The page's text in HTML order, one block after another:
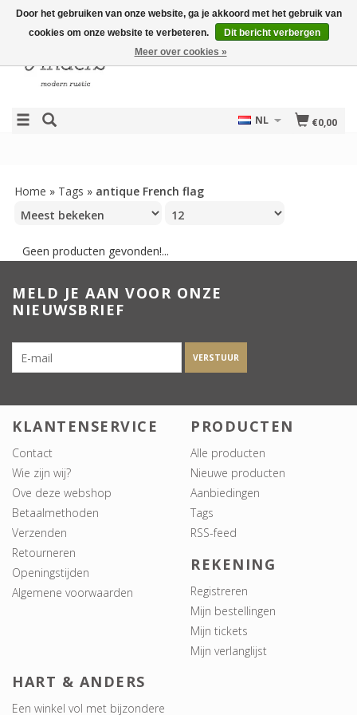
€0,00
NL
Home » Tags » antique French flag
Geen producten gevonden!...
MELD JE AAN VOOR ONZE
NIEUWSBRIEF
VERSTUUR
KLANTENSERVICE
Contact
Wie zijn wij?
Ove deze webshop
Betaalmethoden
Verzenden
Retourneren
Openingstijden
Algemene voorwaarden
PRODUCTEN
Alle producten
Nieuwe producten
Aanbiedingen
Tags
RSS-feed
REKENING
Registreren
Mijn bestellingen
Mijn tickets
Mijn verlanglijst
HART & ANDERS
Een winkel vol met bijzondere
Door het gebruiken van onze website, ga je akkoord met het gebruik van
cookies om onze website te verbeteren.
Dit bericht verbergen
Meer over cookies »